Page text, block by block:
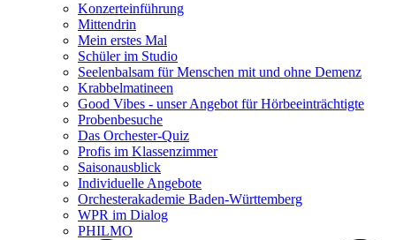
Konzerteinführung
Mittendrin
Mein erstes Mal
Schüler im Studio
Seelenbalsam für Menschen mit und ohne Demenz
Krabbelmatineen
Good Vibes - unser Angebot für Hörbeeinträchtigte
Probenbesuche
Das Orchester-Quiz
Profis im Klassenzimmer
Saisonausblick
Individuelle Angebote
Orchesterakademie Baden-Württemberg
WPR im Dialog
PHILMO